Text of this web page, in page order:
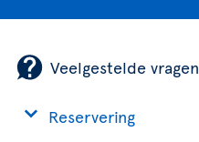
Veelgestelde vragen
Reservering